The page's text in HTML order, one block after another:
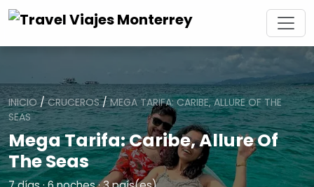
INICIO/CRUCEROS/MEGA TARIFA: CARIBE, ALLURE OF THE
SEAS
Mega Tarifa: Caribe, Allure Of
The Seas